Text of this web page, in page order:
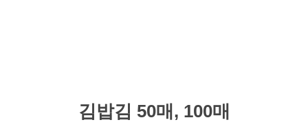
김밥김 50매, 100매